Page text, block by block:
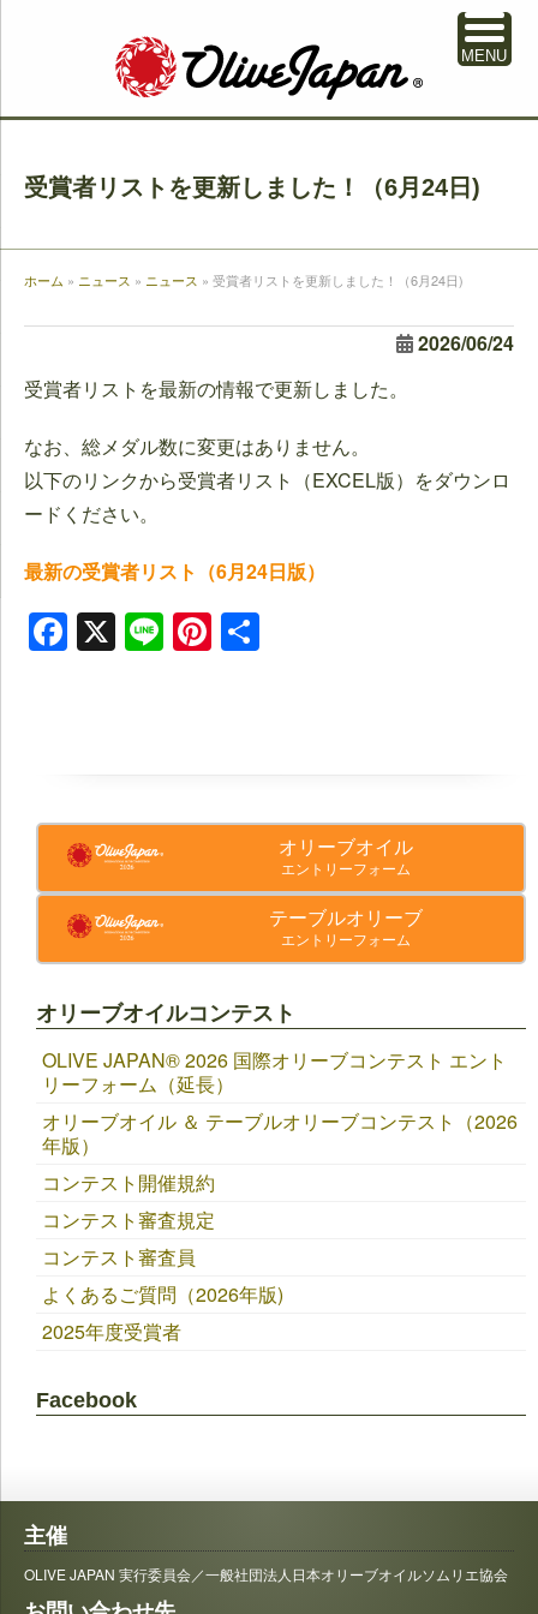
受賞者リストを更新しました！（6月24日)
ホーム » ニュース » ニュース » 受賞者リストを更新しました！（6月24日)
2026/06/24
受賞者リストを最新の情報で更新しました。
なお、総メダル数に変更はありません。
以下のリンクから受賞者リスト（EXCEL版）をダウンロ
ードください。
最新の受賞者リスト（6月24日版）
Facebook
X LinePinterest
オリーブオイル
エントリーフォーム
テーブルオリーブ
エントリーフォーム
オリーブオイルコンテスト
OLIVE JAPAN®︎ 2026 国際オリーブコンテスト エント
リーフォーム（延長）
オリーブオイル ＆ テーブルオリーブコンテスト（2026
年版）
コンテスト開催規約
コンテスト審査規定
コンテスト審査員
よくあるご質問（2026年版)
2025年度受賞者
Facebook
主催
OLIVE JAPAN 実行委員会／一般社団法人日本オリーブオイルソムリエ協会
MENU